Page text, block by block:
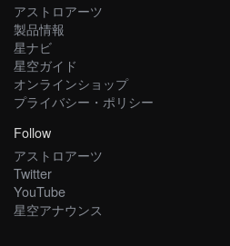
アストロアーツ
製品情報
星ナビ
星空ガイド
オンラインショップ
プライバシー・ポリシー
Follow
アストロアーツ
Twitter
YouTube
星空アナウンス